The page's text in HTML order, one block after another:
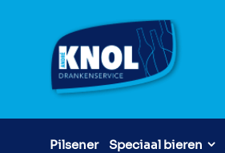
Pilsener Speciaal bieren